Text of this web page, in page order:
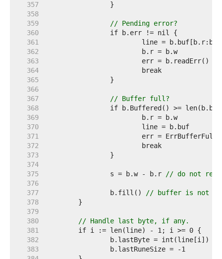
   357
   358
   359
// Pending error?
   360
   361
   362
   363
   364
   365
   366
   367
// Buffer full?
   368
   369
   370
   371
   372
   373
   374
   375
		s = b.w - b.r
// do not
   376
   377
		b.fill()
// buffer is not
   378
   379
   380
// Handle last byte, if any.
   381
   382
   383